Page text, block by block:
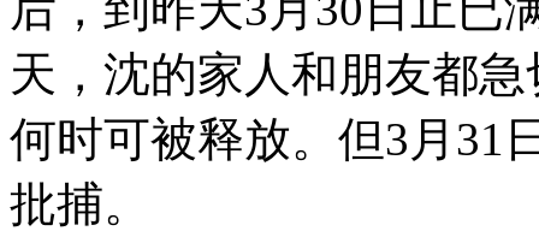
天，沈的家人和朋友都
何时可被释放。但3月31
批捕。